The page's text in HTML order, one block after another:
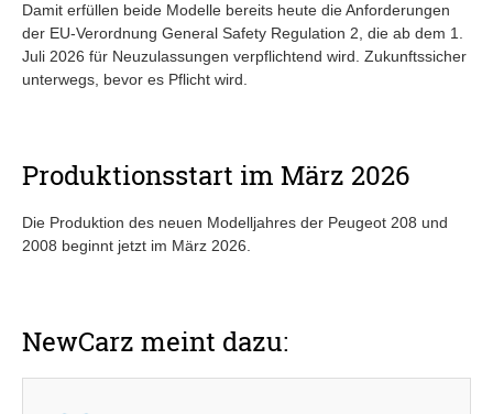
Damit erfüllen beide Modelle bereits heute die Anforderungen
der EU-Verordnung General Safety Regulation 2, die ab dem 1.
Juli 2026 für Neuzulassungen verpflichtend wird. Zukunftssicher
unterwegs, bevor es Pflicht wird.
Produktionsstart im März 2026
Die Produktion des neuen Modelljahres der Peugeot 208 und
2008 beginnt jetzt im März 2026.
NewCarz meint dazu: